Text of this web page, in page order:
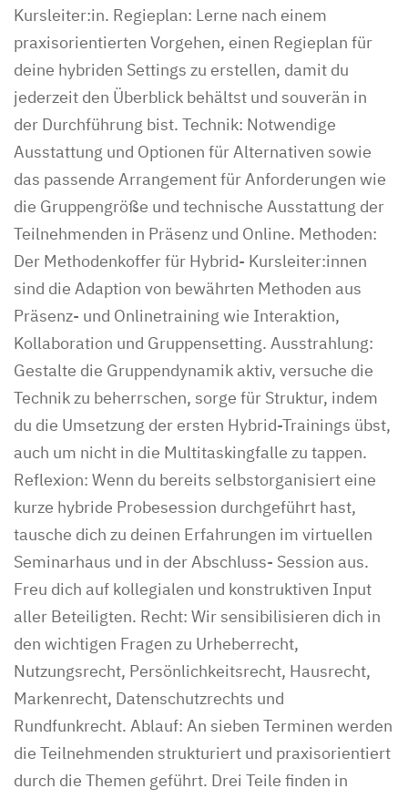
Kursleiter:in. Regieplan: Lerne nach einem
praxisorientierten Vorgehen, einen Regieplan für
deine hybriden Settings zu erstellen, damit du
jederzeit den Überblick behältst und souverän in
der Durchführung bist. Technik: Notwendige
Ausstattung und Optionen für Alternativen sowie
das passende Arrangement für Anforderungen wie
die Gruppengröße und technische Ausstattung der
Teilnehmenden in Präsenz und Online. Methoden:
Der Methodenkoffer für Hybrid- Kursleiter:innen
sind die Adaption von bewährten Methoden aus
Präsenz- und Onlinetraining wie Interaktion,
Kollaboration und Gruppensetting. Ausstrahlung:
Gestalte die Gruppendynamik aktiv, versuche die
Technik zu beherrschen, sorge für Struktur, indem
du die Umsetzung der ersten Hybrid-Trainings übst,
auch um nicht in die Multitaskingfalle zu tappen.
Reflexion: Wenn du bereits selbstorganisiert eine
kurze hybride Probesession durchgeführt hast,
tausche dich zu deinen Erfahrungen im virtuellen
Seminarhaus und in der Abschluss- Session aus.
Freu dich auf kollegialen und konstruktiven Input
aller Beteiligten. Recht: Wir sensibilisieren dich in
den wichtigen Fragen zu Urheberrecht,
Nutzungsrecht, Persönlichkeitsrecht, Hausrecht,
Markenrecht, Datenschutzrechts und
Rundfunkrecht. Ablauf: An sieben Terminen werden
die Teilnehmenden strukturiert und praxisorientiert
durch die Themen geführt. Drei Teile finden in